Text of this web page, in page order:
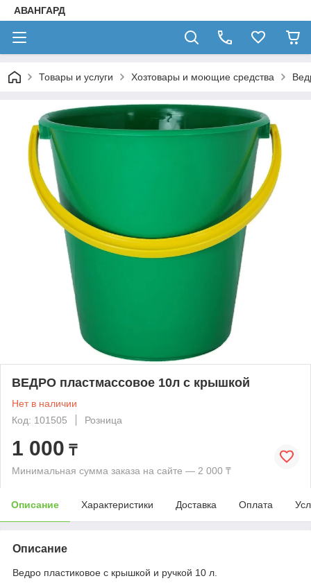
АВАНГАРД
Товары и услуги Хозтовары и моющие средства
ВЕДРО пластмассовое 10л с крышкой
Нет в наличии
Код: 101505
Розница
1 000 ₸
Минимальная сумма заказа на сайте — 2 000 ₸
Описание Характеристики Доставка Оплата
Описание
Ведро пластиковое с крышкой и ручкой 10 л.